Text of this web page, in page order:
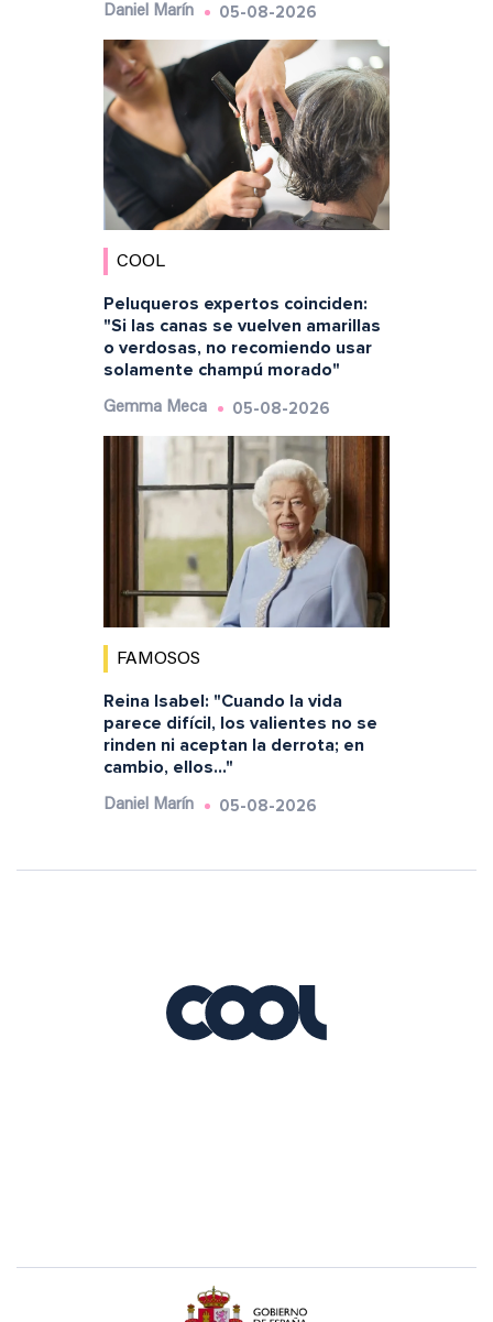
Daniel Marín 05-08-2026
COOL
Peluqueros expertos coinciden:
"Si las canas se vuelven amarillas
o verdosas, no recomiendo usar
solamente champú morado"
Gemma Meca 05-08-2026
FAMOSOS
Reina Isabel: "Cuando la vida
parece difícil, los valientes no se
rinden ni aceptan la derrota; en
cambio, ellos..."
Daniel Marín 05-08-2026